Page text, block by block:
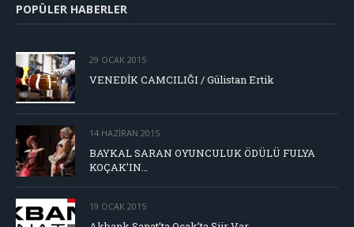
POPÜLER HABERLER
29 OCAK 2015
VENEDİK CAMCILIĞI / Gülistan Ertik
14 HAZIRAN 2015
BAYKAL SARAN OYUNCULUK ÖDÜLÜ FULYA
KOÇAK’IN…
19 OCAK 2015